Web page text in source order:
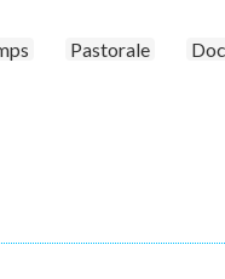
Pastorale